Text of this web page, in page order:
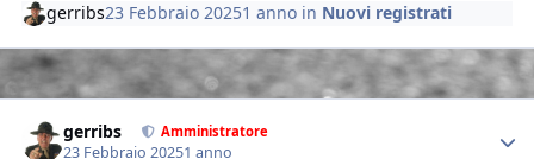
gerribs23 Febbraio 20251 anno in Nuovi registrati
gerribs Amministratore
23 Febbraio 20251 anno